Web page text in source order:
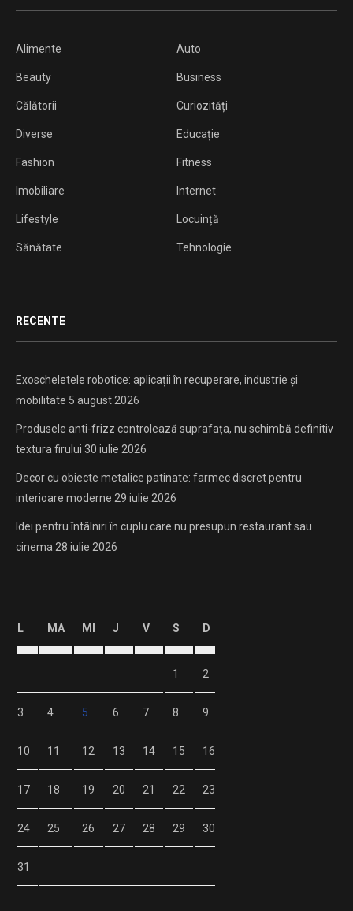
Alimente Auto
Beauty Business
Călătorii Curiozități
Diverse Educație
Fashion Fitness
Imobiliare Internet
Lifestyle Locuință
Sănătate Tehnologie
RECENTE
Exoscheletele robotice: aplicații în recuperare, industrie și
mobilitate 5 august 2026
Produsele anti-frizz controlează suprafața, nu schimbă definitiv
textura firului 30 iulie 2026
Decor cu obiecte metalice patinate: farmec discret pentru
interioare moderne 29 iulie 2026
Idei pentru întâlniri în cuplu care nu presupun restaurant sau
cinema 28 iulie 2026
L MA MI J V S D
1 2
3 4 5 6 7 8 9
10 11 12 13 14 15 16
17 18 19 20 21 22 23
24 25 26 27 28 29 30
31